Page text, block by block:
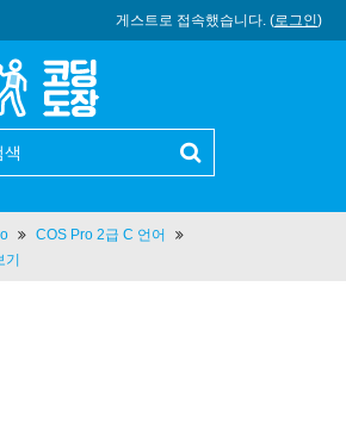
게스트로 접속했습니다. (로그인)
COS Pro 2급 C 언어